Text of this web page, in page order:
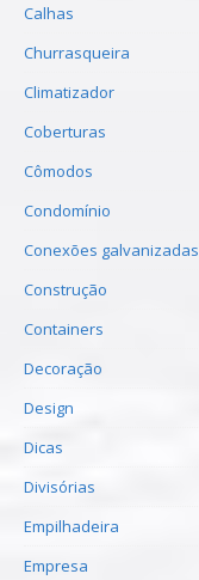
Calhas
Churrasqueira
Climatizador
Coberturas
Cômodos
Condomínio
Conexões galvanizadas
Construção
Containers
Decoração
Design
Dicas
Divisórias
Empilhadeira
Empresa